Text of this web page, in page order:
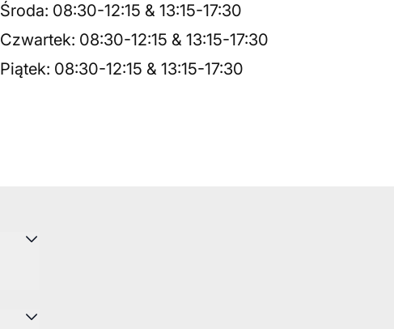
Środa: 08:30-12:15 & 13:15-17:30
Czwartek: 08:30-12:15 & 13:15-17:30
Piątek: 08:30-12:15 & 13:15-17:30